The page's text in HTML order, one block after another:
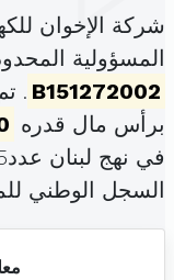
شركة الإخوان
المسؤولية
B151272002
برأس مال قدره
في نهج لبنان عدد35 تونس (
السجل الوطني